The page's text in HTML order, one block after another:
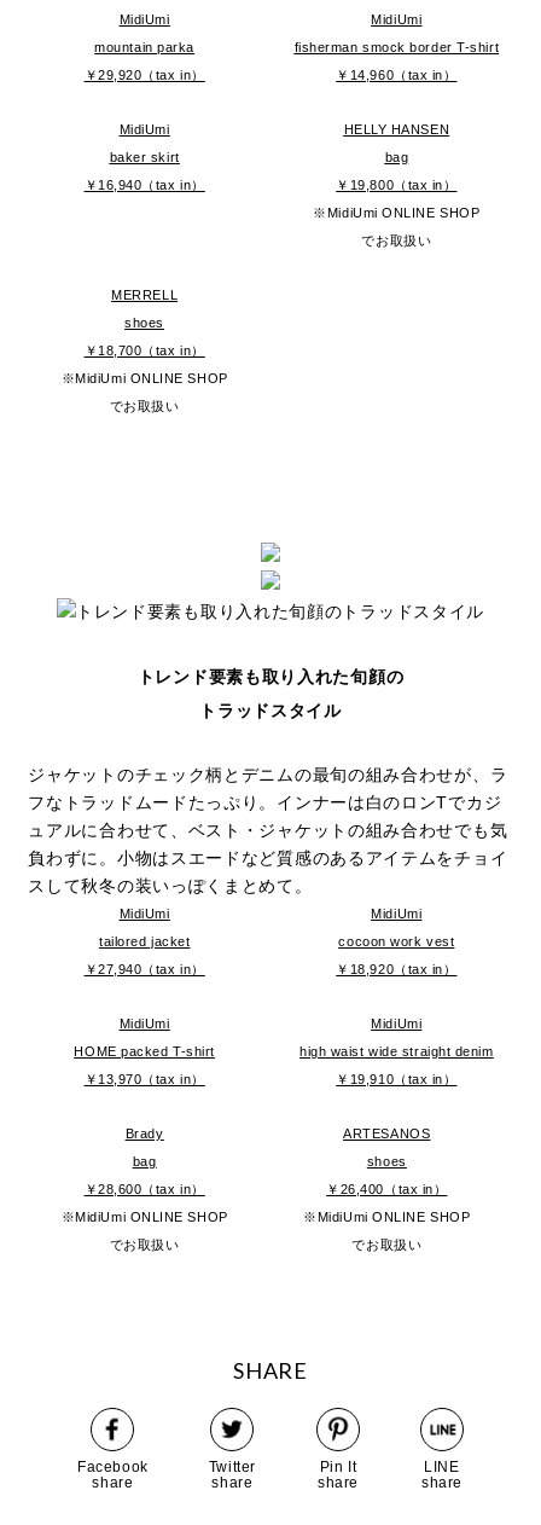
MidiUmi
mountain parka
￥29,920（tax in）
MidiUmi
fisherman smock border T-shirt
￥14,960（tax in）
MidiUmi
baker skirt
￥16,940（tax in）
HELLY HANSEN
bag
￥19,800（tax in）
※MidiUmi ONLINE SHOP
でお取扱い
MERRELL
shoes
￥18,700（tax in）
※MidiUmi ONLINE SHOP
でお取扱い
トレンド要素も取り入れた旬顔の
トラッドスタイル
ジャケットのチェック柄とデニムの最旬の組み合わせが、ラ
フなトラッドムードたっぷり。インナーは白のロンTでカジ
ュアルに合わせて、ベスト・ジャケットの組み合わせでも気
負わずに。小物はスエードなど質感のあるアイテムをチョイ
スして秋冬の装いっぽくまとめて。
MidiUmi
tailored jacket
￥27,940（tax in）
MidiUmi
cocoon work vest
￥18,920（tax in）
MidiUmi
HOME packed T-shirt
￥13,970（tax in）
MidiUmi
high waist wide straight denim
￥19,910（tax in）
Brady
bag
￥28,600（tax in）
※MidiUmi ONLINE SHOP
でお取扱い
ARTESANOS
shoes
￥26,400（tax in）
※MidiUmi ONLINE SHOP
でお取扱い
SHARE
Facebook
share
Twitter
share
Pin It
share
LINE
share